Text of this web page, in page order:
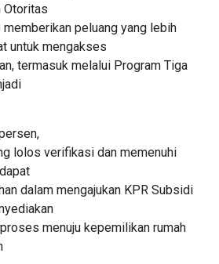
Otoritas
memberikan peluang yang lebih
untuk mengakses
termasuk melalui Program Tiga
lolos verifikasi dan memenuhi
dalam mengajukan KPR Subsidi
menuju kepemilikan rumah